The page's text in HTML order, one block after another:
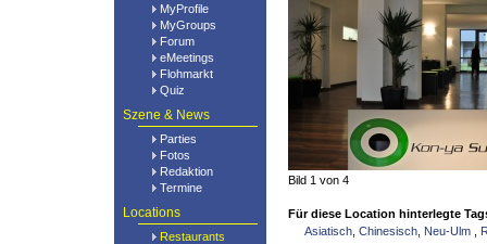
MyProfile
MyGroups
Forum
eMeetings
Flohmarkt
Quiz
Szene & News
Parties
Fotos
Redaktion
Termine
Locations
Restaurants
Bild 1 von 4
Für diese Location hinterlegte
Asiatisch Chinesisch Neu-Ulm